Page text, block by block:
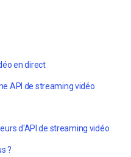
en direct
API de streaming vidéo
d'API de streaming vidéo
?